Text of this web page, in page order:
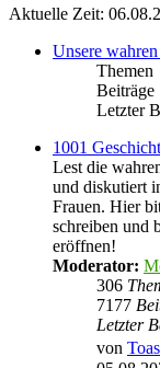
Aktuelle Zeit:
Unsere
Themen
Beiträge
Letzter
1001
Lest die
und diskutiert
Frauen. Hier
schreiben und
eröffnen!
Moderator:
306
7177
Letzter
von